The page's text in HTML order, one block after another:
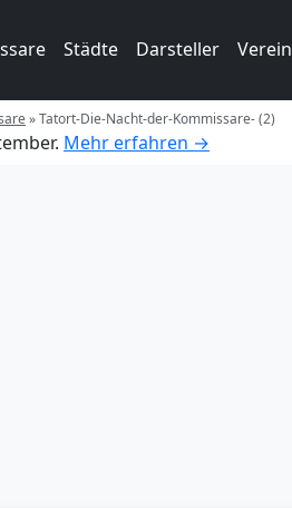
Städte Darsteller Verein
»Tatort-Die-Nacht-der-Kommissare- (2)
Mehr erfahren →